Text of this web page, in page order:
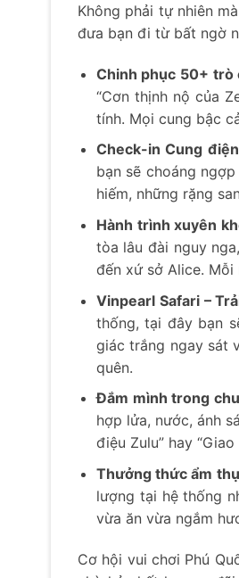
Không phải tự nhiên
đưa bạn đi từ bất ngờ
Chinh phục 50+ trò
“Cơn thịnh nộ của
tính. Mọi cung bậc
Check-in Cung
bạn sẽ choáng
hiếm, những rặng
Hành trình xuyên
tòa lâu đài nguy
đến xứ sở Alice.
Vinpearl Safari –
thống, tại đây bạn
giác trắng ngay sát
quên.
Đắm mình trong
hợp lửa, nước, ánh
điệu Zulu” hay
Thưởng thức ẩm
lượng tại hệ thống
vừa ăn vừa ngắm
Cơ hội vui chơi Phú